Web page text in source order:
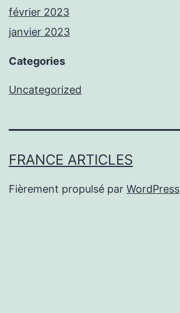
février 2023
janvier 2023
Categories
Uncategorized
FRANCE ARTICLES
Fièrement propulsé par WordPress